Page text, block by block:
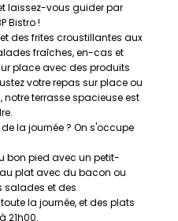
laissez-vous guider par
Bistro !
des frites croustillantes aux
fraîches, en-cas et
place avec des produits
votre repas sur place ou
notre terrasse spacieuse est
la journée ? On s'occupe
bon pied avec un petit-
plat avec du bacon ou
salades et des
la journée, et des plats
21h00.